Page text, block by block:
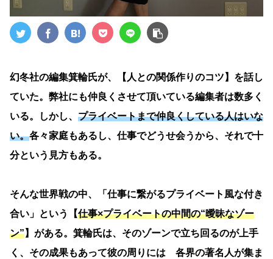
幻冬社の編集箕輪氏が、【人との関係作りのコツ】を話し
ていた。弊社にも仲良くさせて頂いている編集者は数多く
いる。しかし、 プライベートまで仲良くしている人はいな
い。各々家庭もあるし、仕事でどうせ会うから、それで十
分という見方もある。
そんな世界戦の中、「仕事に繋がるプライベート風な付き
合い」という【仕事×プライベートの中間の“曖昧なゾー
ン”】がある。箕輪氏は、そのゾーンで立ち回るのが上手
く、その成果もあって彼の周りには 各界の著名人が集ま